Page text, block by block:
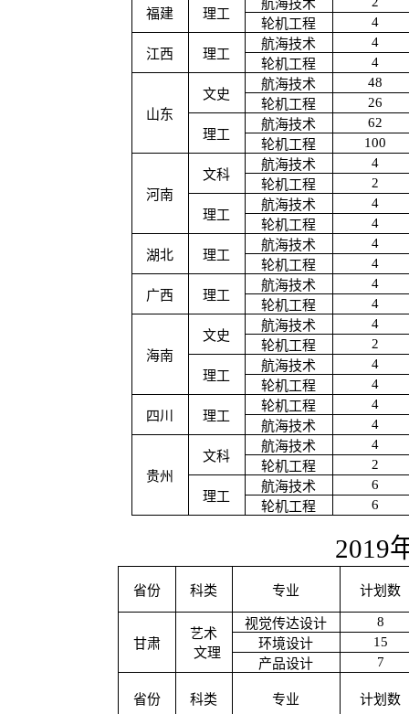
福建 理工
航海技术
轮机工程
4
江西 理工
航海技术
4
轮机工程
4
山东
文史
航海技术
48
轮机工程
26
理工
航海技术
62
轮机工程
100
河南
文科
航海技术
4
轮机工程
2
理工
航海技术
4
轮机工程
4
湖北 理工
航海技术
4
轮机工程
4
广西 理工
航海技术
4
轮机工程
4
海南
文史
航海技术
4
轮机工程
2
理工
航海技术
4
轮机工程
4
四川 理工
轮机工程
4
航海技术
4
贵州
文科
航海技术
4
轮机工程
2
理工
航海技术
6
轮机工程
6
2019
省份 科类 专业 计划数
甘肃
艺术
文理
视觉传达设计
8
环境设计
15
产品设计
7
省份 科类 专业 计划数